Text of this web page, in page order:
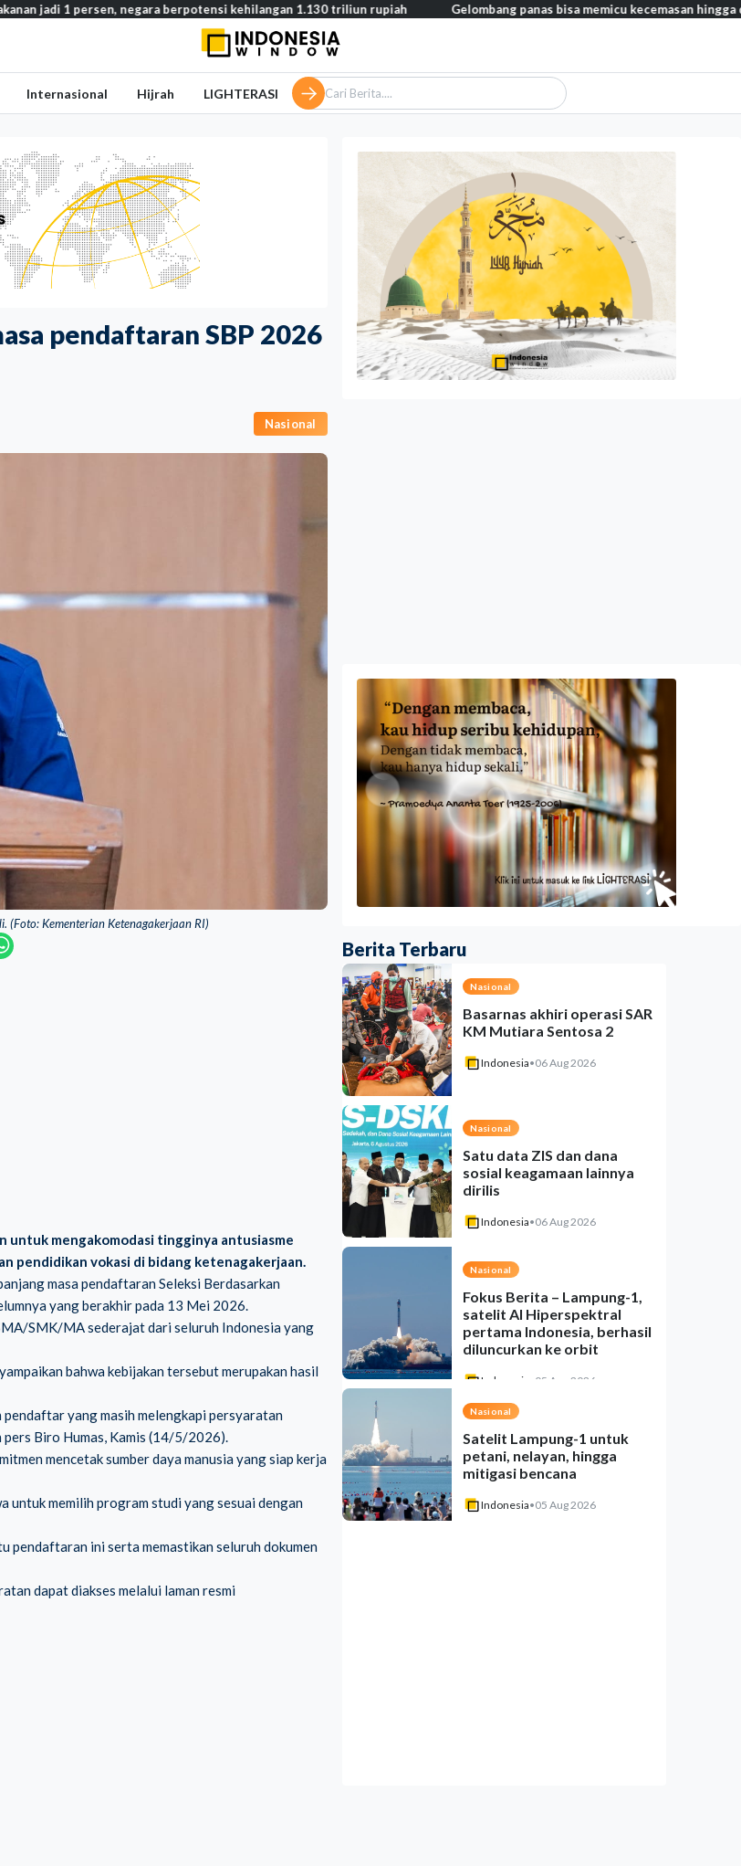
pendaftaran SBP 2026
Nasional
(Foto: Kementerian Ketenagakerjaan RI)
untuk mengakomodasi tingginya antusiasme
pendidikan vokasi di bidang ketenagakerjaan.
masa pendaftaran Seleksi Berdasarkan
yang berakhir pada 13 Mei 2026.
SMK/MA sederajat dari seluruh Indonesia yang
bahwa kebijakan tersebut merupakan hasil
yang masih melengkapi persyaratan
pers Biro Humas, Kamis (14/5/2026).
mencetak sumber daya manusia yang siap kerja
untuk memilih program studi yang sesuai dengan
pendaftaran ini serta memastikan seluruh dokumen
dapat diakses melalui laman resmi
Berita Terbaru
Nasional
Basarnas akhiri operasi SAR
KM Mutiara Sentosa 2
Indonesia•06 Aug 2026
Nasional
Satu data ZIS dan dana
sosial keagamaan lainnya
dirilis
Indonesia•06 Aug 2026
Nasional
Fokus Berita – Lampung-1,
satelit AI Hiperspektral
pertama Indonesia, berhasil
diluncurkan ke orbit
Indonesia 05 Aug 2026
Nasional
Satelit Lampung-1 untuk
petani, nelayan, hingga
mitigasi bencana
Indonesia•05 Aug 2026
1 persen, negara berpotensi kehilangan 1.130 triliun rupiah Gelombang panas bisa memicu kecemasan hingga depresi
Internasional Hijrah LIGHTERASI